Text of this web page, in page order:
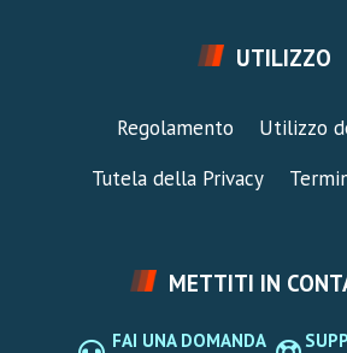
UTILIZZO
Regolamento
Utilizzo
Tutela della Privacy
METTITI IN
FAI UNA DOMANDA